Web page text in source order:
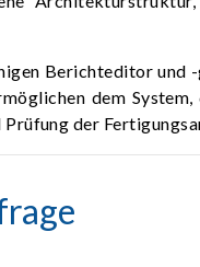
Berichteditor und
dem
der